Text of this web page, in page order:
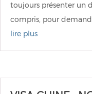
toujours présenter un
compris, pour
lire plus